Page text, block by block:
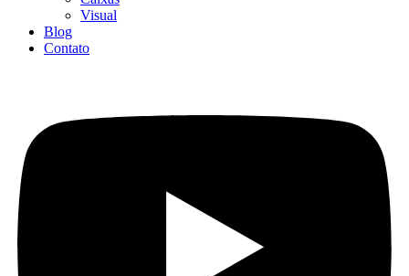
Visual
Blog
Contato